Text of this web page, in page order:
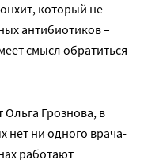
который не
антибиотиков –
смысл обратиться
Грознова, в
нет ни одного врача-
работают